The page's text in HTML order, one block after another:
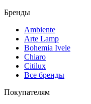
Бренды
Ambiente
Arte Lamp
Bohemia Ivele
Chiaro
Citilux
Все бренды
Покупателям